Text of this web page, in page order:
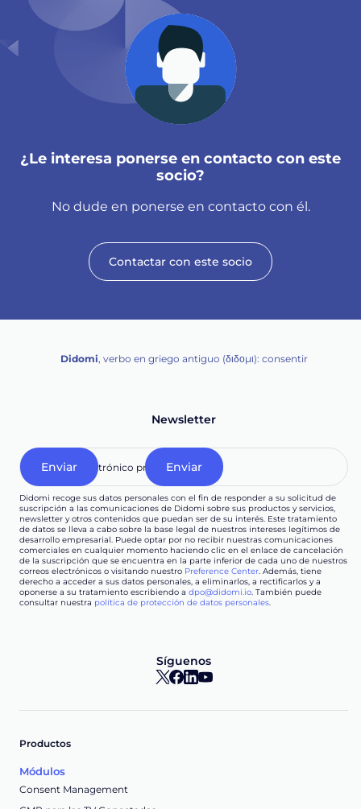
¿Le interesa ponerse en contacto con este
socio?
No dude en ponerse en contacto con él.
Contactar con este socio
Didomi, verbo en griego antiguo (διδομι): consentir
Newsletter
Didomi recoge sus datos personales con el fin de responder a su solicitud de
suscripción a las comunicaciones de Didomi sobre sus productos y servicios,
newsletter y otros contenidos que puedan ser de su interés. Este tratamiento
de datos se lleva a cabo sobre la base legal de nuestros intereses legítimos de
desarrollo empresarial. Puede optar por no recibir nuestras comunicaciones
comerciales en cualquier momento haciendo clic en el enlace de cancelación
de la suscripción que se encuentra en la parte inferior de cada uno de nuestros
correos electrónicos o visitando nuestro Preference Center. Además, tiene
derecho a acceder a sus datos personales, a eliminarlos, a rectificarlos y a
oponerse a su tratamiento escribiendo a dpo@didomi.io. También puede
consultar nuestra política de protección de datos personales.
Síguenos
Productos
Módulos
Consent Management